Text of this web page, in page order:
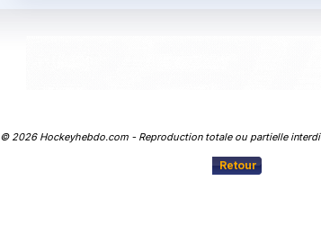
© 2026 Hockeyhebdo.com - Reproduction totale ou partielle
Retour